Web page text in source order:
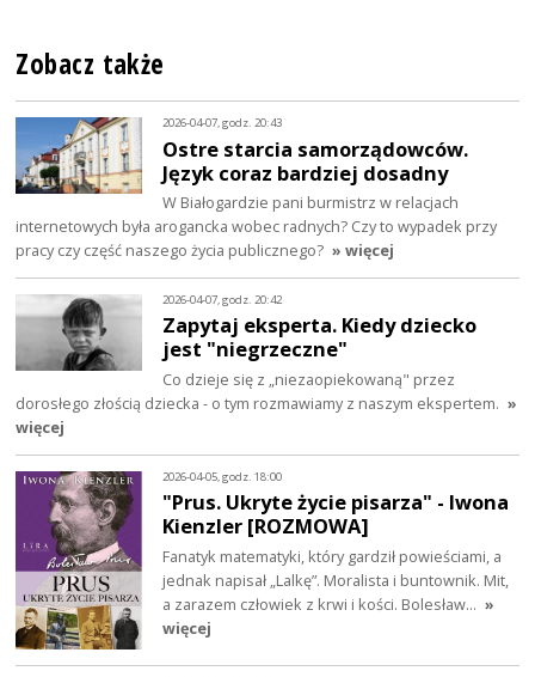
Zobacz także
2026-04-07, godz. 20:43
Ostre starcia samorządowców.
Język coraz bardziej dosadny
W Białogardzie pani burmistrz w relacjach
internetowych była arogancka wobec radnych? Czy to wypadek przy
pracy czy część naszego życia publicznego? » więcej
2026-04-07, godz. 20:42
Zapytaj eksperta. Kiedy dziecko
jest "niegrzeczne"
Co dzieje się z „niezaopiekowaną" przez
dorosłego złością dziecka - o tym rozmawiamy z naszym ekspertem. »
więcej
2026-04-05, godz. 18:00
"Prus. Ukryte życie pisarza" - Iwona
Kienzler [ROZMOWA]
Fanatyk matematyki, który gardził powieściami, a
jednak napisał „Lalkę”. Moralista i buntownik. Mit,
a zarazem człowiek z krwi i kości. Bolesław… »
więcej